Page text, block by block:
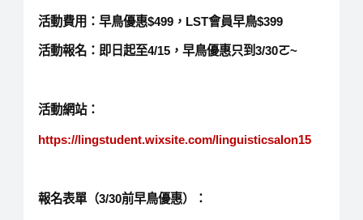
活動費用：早鳥優惠$499，LST會員早鳥$399
活動報名：即日起至4/15，早鳥優惠只到3/30ㄛ~
活動網站：
https://lingstudent.wixsite.com/linguisticsalon15
報名表單（3/30前早鳥優惠）：